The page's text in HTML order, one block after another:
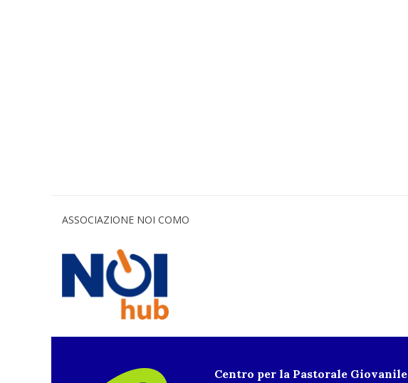
ASSOCIAZIONE NOI COMO
Centro per la Pastorale Giovanile